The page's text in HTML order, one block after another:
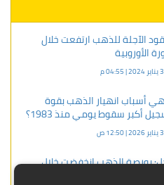
الآجلة للذهب ارتفعت خلال
الأوروبية
أسباب انهيار الذهب بقوة
أكبر سقوط يومي منذ 1983؟
بورصة الذهب انخفضت خلال